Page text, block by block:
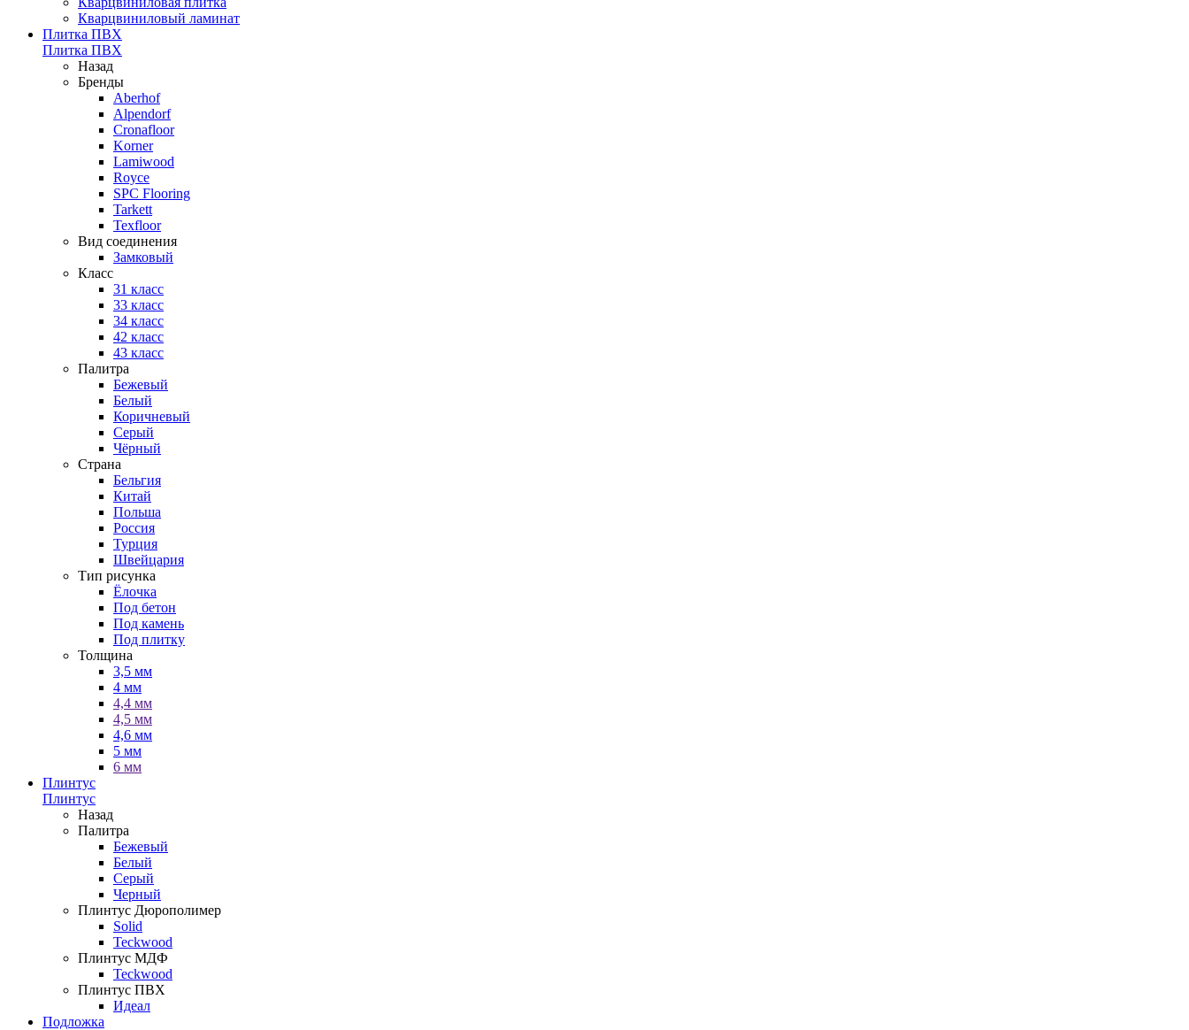
Кварцвиниловый ламинат
Плитка ПВХ
Плитка ПВХ
Назад
Бренды
Aberhof
Alpendorf
Cronafloor
Korner
Lamiwood
Royce
SPC Flooring
Tarkett
Texfloor
Вид соединения
Замковый
Класс
31 класс
33 класс
34 класс
42 класс
43 класс
Палитра
Бежевый
Белый
Коричневый
Серый
Чёрный
Страна
Бельгия
Китай
Польша
Россия
Турция
Швейцария
Тип рисунка
Ёлочка
Под бетон
Под камень
Под плитку
Толщина
3,5 мм
4 мм
4,4 мм
4,5 мм
4,6 мм
5 мм
6 мм
Плинтус
Плинтус
Назад
Палитра
Бежевый
Белый
Серый
Черный
Плинтус Дюрополимер
Solid
Teckwood
Плинтус МДФ
Teckwood
Плинтус ПВХ
Идеал
Подложка